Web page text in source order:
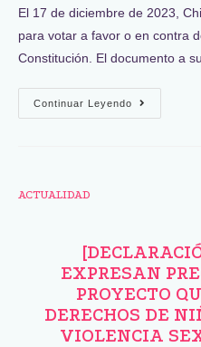
El 17 de diciembre de 2023,
para votar a favor o en contra
Constitución. El documento a
Continuar Leyendo
ACTUALIDAD
EXPRESAN
PROYECTO
DERECHOS DE
VIOLENCIA